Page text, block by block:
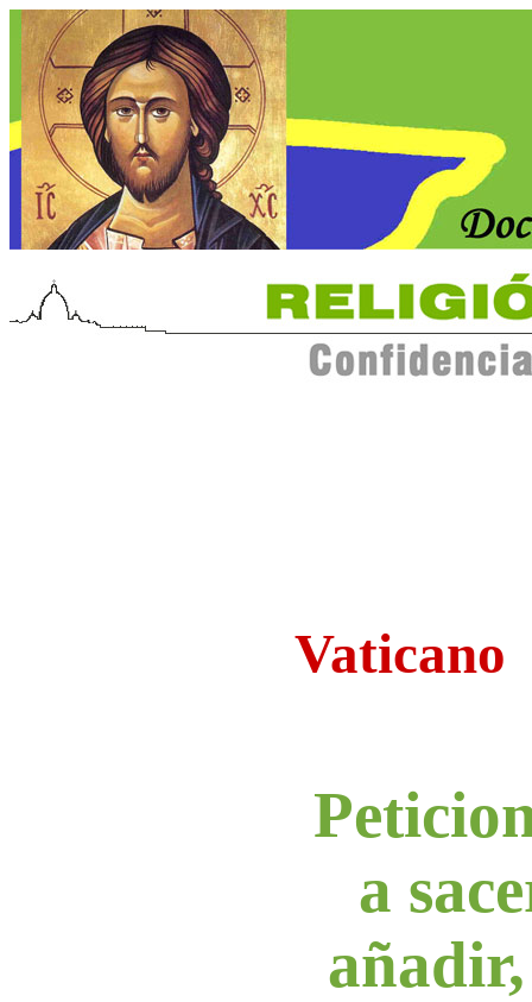
Vaticano
a